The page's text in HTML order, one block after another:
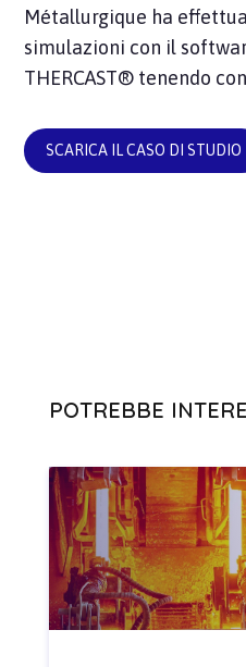
Métallurgique ha
simulazioni con il
THERCAST® tenendo
SCARICA IL CASO DI STUDIO
POTREBBE